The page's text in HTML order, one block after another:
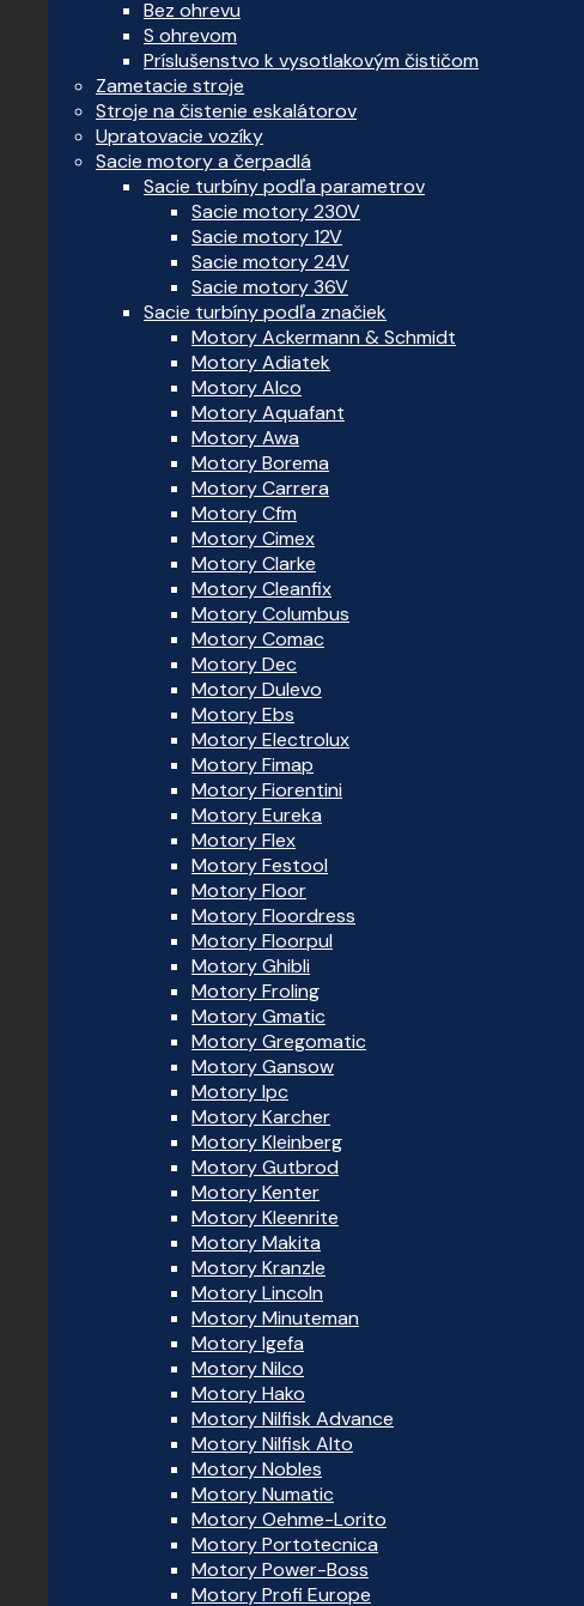
Bez ohrevu
S ohrevom
Príslušenstvo k vysotlakovým čističom
Zametacie stroje
Stroje na čistenie eskalátorov
Upratovacie vozíky
Sacie motory a čerpadlá
Sacie turbíny podľa parametrov
Sacie motory 230V
Sacie motory 12V
Sacie motory 24V
Sacie motory 36V
Sacie turbíny podľa značiek
Motory Ackermann & Schmidt
Motory Adiatek
Motory Alco
Motory Aquafant
Motory Awa
Motory Borema
Motory Carrera
Motory Cfm
Motory Cimex
Motory Clarke
Motory Cleanfix
Motory Columbus
Motory Comac
Motory Dec
Motory Dulevo
Motory Ebs
Motory Electrolux
Motory Fimap
Motory Fiorentini
Motory Eureka
Motory Flex
Motory Festool
Motory Floor
Motory Floordress
Motory Floorpul
Motory Ghibli
Motory Froling
Motory Gmatic
Motory Gregomatic
Motory Gansow
Motory Ipc
Motory Karcher
Motory Kleinberg
Motory Gutbrod
Motory Kenter
Motory Kleenrite
Motory Makita
Motory Kranzle
Motory Lincoln
Motory Minuteman
Motory Igefa
Motory Nilco
Motory Hako
Motory Nilfisk Advance
Motory Nilfisk Alto
Motory Nobles
Motory Numatic
Motory Oehme-Lorito
Motory Portotecnica
Motory Power-Boss
Motory Profi Europe